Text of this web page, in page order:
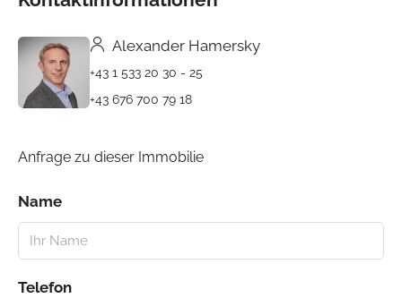
Alexander Hamersky
+43 1 533 20 30 - 25
+43 676 700 79 18
Anfrage zu dieser Immobilie
Name
Telefon